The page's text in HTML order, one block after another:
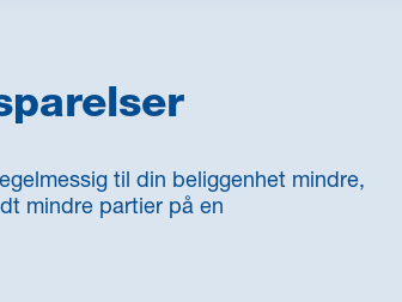
til din beliggenhet mindre,
mindre partier på en